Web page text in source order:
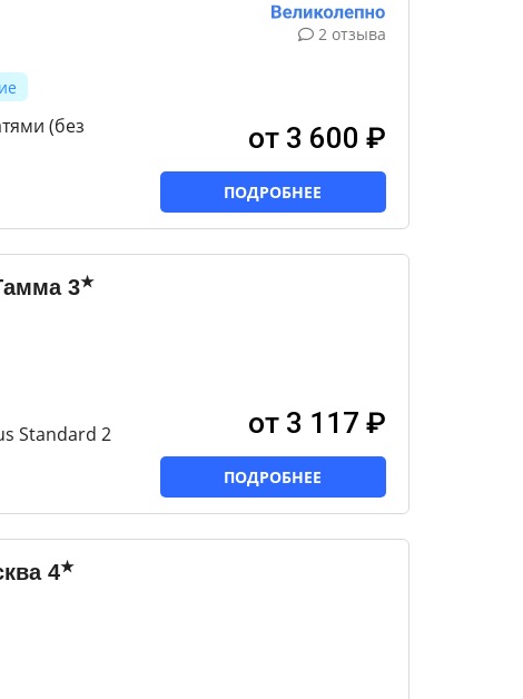
(без
2 отзыва
от 3 600 ₽
ПОДРОБНЕЕ
3★
Standard 2
от 3 117 ₽
ПОДРОБНЕЕ
4★